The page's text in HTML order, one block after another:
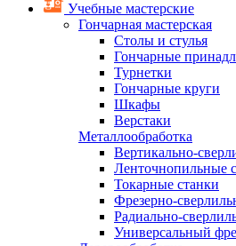
Учебные мастерские
Гончарная мастерская
Столы и стулья
Гончарные
Турнетки
Гончарные круги
Шкафы
Верстаки
Металлообработка
Вертикально-
Ленточнопильные
Токарные станки
Фрезерно-
Радиально-
Универсальный